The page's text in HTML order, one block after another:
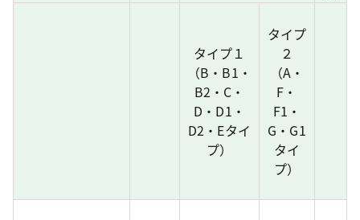
タイプ１
（B・B1・
B2・C・
D・D1・
D2・Eタイ
プ）
タイプ
２
（A・
F・
F1・
G・G1
タイ
プ）